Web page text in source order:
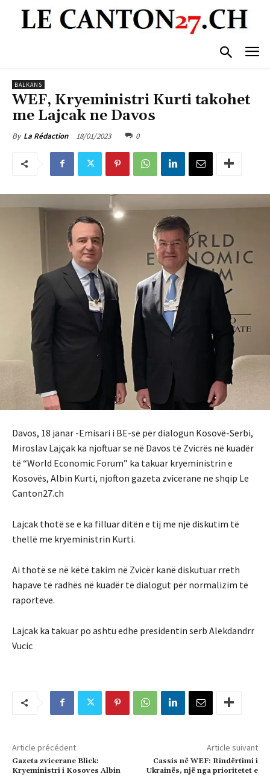
BALKANS
WEF, Kryeministri Kurti takohet
me Lajcak ne Davos
By La Rédaction 18/01/2023 0
Davos, 18 janar -Emisari i BE-së për dialogun Kosovë-Serbi,
Miroslav Lajçak ka njoftuar se në Davos të Zvicrës në kuadër
të “World Economic Forum” ka takuar kryeministrin e
Kosovës, Albin Kurti, njofton gazeta zvicerane ne shqip Le
Canton27.ch
Lajcak thotë se e ka filluar ditën e tij me një diskutim të
thellë me kryeministrin Kurti.
Ai thotë se në këtë takim në Zvicër kanë diskutuar rreth
hapave të radhës në kuadër të dialogut për normalizim të
raporteve.
Lajcak ka takuar po ashtu edhe presidentin serb Alekdandrr
Vucic
Article précédent
Gazeta zvicerane Blick:
Kryeministri i Kosoves Albin
Article suivant
Cassis në WEF: Rindërtimi i
Ukrainës, një nga prioritetet e